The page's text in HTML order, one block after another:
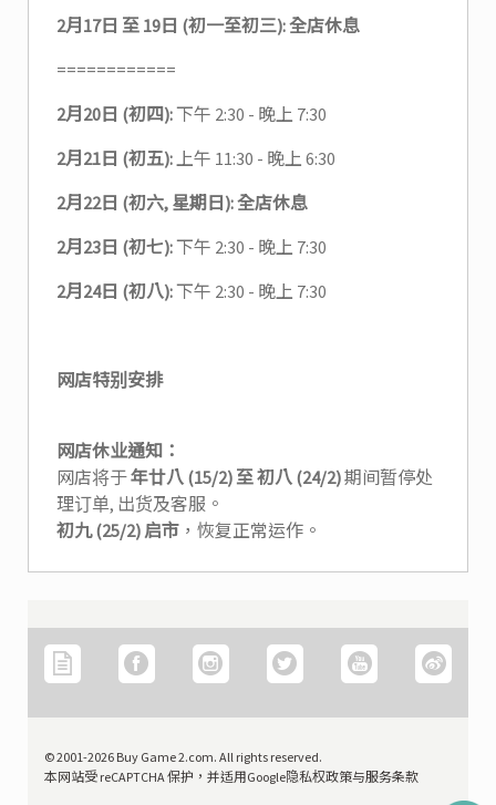
2月17日 至 19日 (初一至初三): 全店休息
============
2月20日 (初四):下午 2:30 - 晚上 7:30
2月21日 (初五):上午 11:30 - 晚上 6:30
2月22日 (初六, 星期日): 全店休息
2月23日 (初七):下午 2:30 - 晚上 7:30
2月24日 (初八):下午 2:30 - 晚上 7:30
网店特别安排
网店休业通知：
网店将于年廿八 (15/2) 至 初八 (24/2)期间暂停处
理订单, 出货及客服。
初九 (25/2) 启市 ，恢复正常运作。
© 2001-2026 Buy Game 2.com. All rights reserved.
本网站受 reCAPTCHA 保护，并适用Google隐私权政策与服务条款